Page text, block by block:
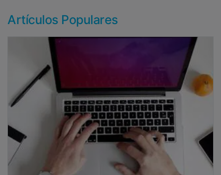
Artículos Populares